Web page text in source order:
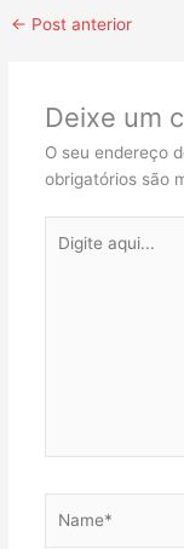
← Post anterior
Deixe um
O seu endereço
obrigatórios são
aqui...